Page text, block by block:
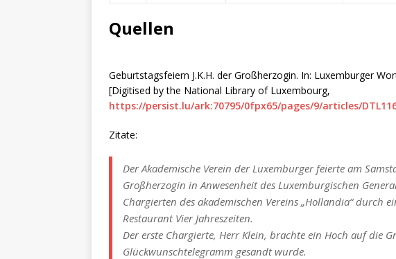
Quellen
Geburtstagsfeiern J.K.H. der Großherzogin. In: Luxemburger
[Digitised by the National Library of Luxembourg,
https://persist.lu/ark:70795/0fpx65/pages/9/articles/
Zitate:
Der Akademische Verein der Luxemburger feierte am
Großherzogin in Anwesenheit des Luxemburgischen
Chargierten des akademischen Vereins „Hollandia“ durch
Restaurant Vier Jahreszeiten.
Der erste Chargierte, Herr Klein, brachte ein Hoch auf die
Glückwunschtelegramm gesandt wurde.